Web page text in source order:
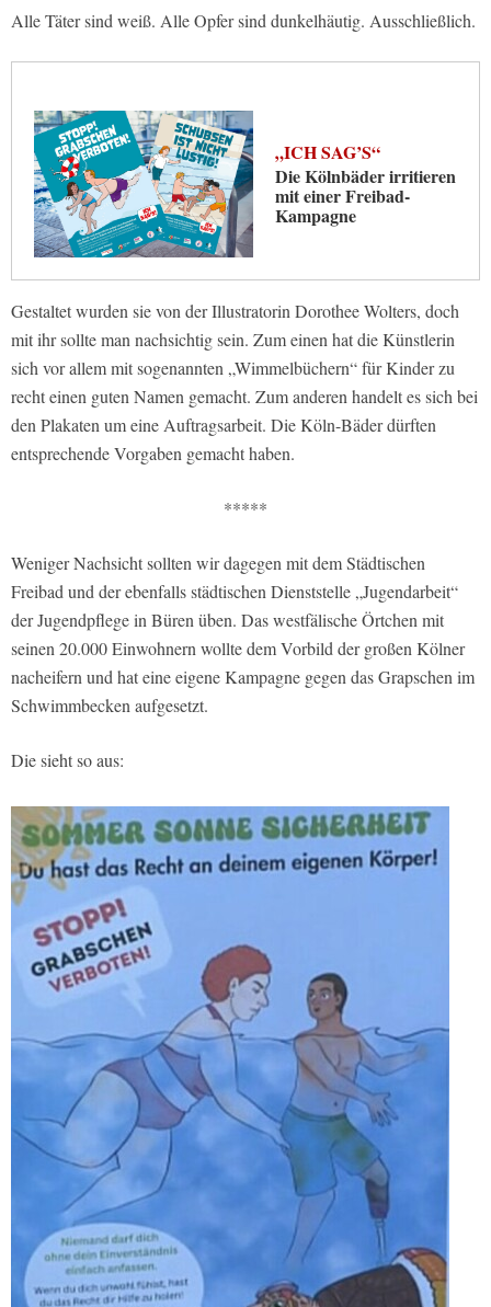
Alle Täter sind weiß. Alle Opfer sind dunkelhäutig. Ausschließlich.
„ICH SAG’S“
Die Kölnbäder irritieren
mit einer Freibad-
Kampagne
Gestaltet wurden sie von der Illustratorin Dorothee Wolters, doch
mit ihr sollte man nachsichtig sein. Zum einen hat die Künstlerin
sich vor allem mit sogenannten „Wimmelbüchern“ für Kinder zu
recht einen guten Namen gemacht. Zum anderen handelt es sich bei
den Plakaten um eine Auftragsarbeit. Die Köln-Bäder dürften
entsprechende Vorgaben gemacht haben.
*****
Weniger Nachsicht sollten wir dagegen mit dem Städtischen
Freibad und der ebenfalls städtischen Dienststelle „Jugendarbeit“
der Jugendpflege in Büren üben. Das westfälische Örtchen mit
seinen 20.000 Einwohnern wollte dem Vorbild der großen Kölner
nacheifern und hat eine eigene Kampagne gegen das Grapschen im
Schwimmbecken aufgesetzt.
Die sieht so aus: